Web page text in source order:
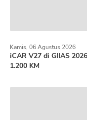
iCAR V27 di GIIAS
1.200 KM
Kamis, 06 Agustus 2026